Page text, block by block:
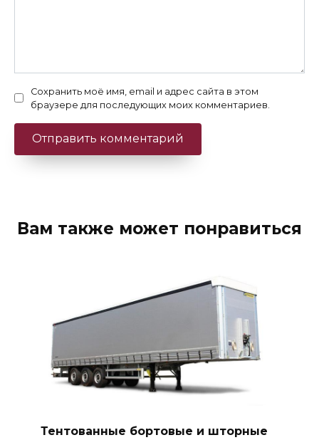
Сохранить моё имя, email и адрес сайта в этом
браузере для последующих моих комментариев.
Вам также может понравиться
Тентованные бортовые и шторные